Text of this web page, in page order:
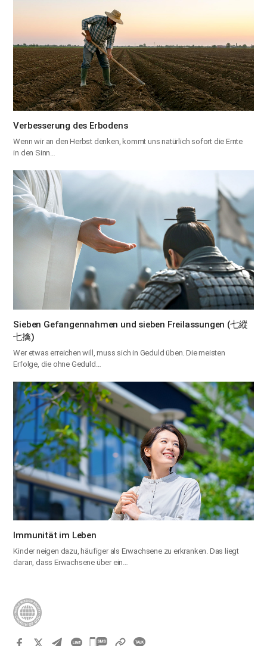
Verbesserung des Erbodens
Wenn wir an den Herbst denken, kommt uns natürlich sofort die Ernte
in den Sinn…
Sieben Gefangennahmen und sieben Freilassungen (七縱
七擒)
Wer etwas erreichen will, muss sich in Geduld üben. Die meisten
Erfolge, die ohne Geduld…
Immunität im Leben
Kinder neigen dazu, häufiger als Erwachsene zu erkranken. Das liegt
daran, dass Erwachsene über ein…
카